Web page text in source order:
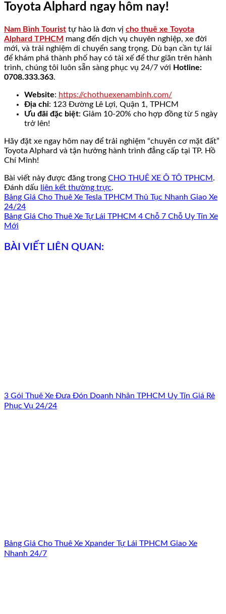
Toyota Alphard ngay hôm nay!
Nam Bình Tourist tự hào là đơn vị cho thuê xe Toyota
Alphard TPHCM mang đến dịch vụ chuyên nghiệp, xe đời
mới, và trải nghiệm di chuyển sang trọng. Dù bạn cần tự lái
để khám phá thành phố hay có tài xế để thư giãn trên hành
trình, chúng tôi luôn sẵn sàng phục vụ 24/7 với Hotline:
0708.333.363.
Website: https://chothuexenambinh.com/
Địa chỉ: 123 Đường Lê Lợi, Quận 1, TPHCM
Ưu đãi đặc biệt: Giảm 10-20% cho hợp đồng từ 5 ngày
trở lên!
Hãy đặt xe ngay hôm nay để trải nghiệm “chuyên cơ mặt đất”
Toyota Alphard và tận hưởng hành trình đẳng cấp tại TP. Hồ
Chí Minh!
Bài viết này được đăng trong CHO THUÊ XE Ô TÔ TPHCM.
Đánh dấu liên kết thường trực.
Bảng Giá Cho Thuê Xe Tesla TPHCM Thủ Tục Nhanh Giao Xe
24/24
Bảng Giá Cho Thuê Xe Tự Lái TPHCM 4 Chỗ 7 Chỗ Uy Tín Xe
Mới
BÀI VIẾT LIÊN QUAN:
3 Gói Thuê Xe Đưa Đón Doanh Nhân TPHCM Uy Tín Giá Rẻ
Phục Vụ 24/24
Bảng Giá Cho Thuê Xe Xpander Tự Lái TPHCM Giao Xe
Nhanh 24/7